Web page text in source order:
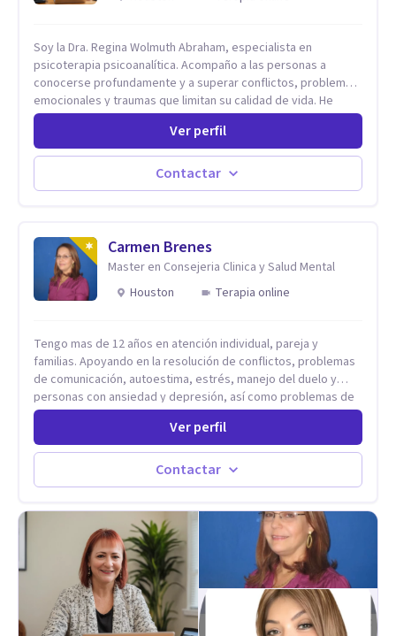
Soy la Dra. Regina Wolmuth Abraham, especialista en
psicoterapia psicoanalítica. Acompaño a las personas a
conocerse profundamente y a superar conflictos, problemas
emocionales y traumas que limitan su calidad de vida. He
trabajado en reconocidas instituciones como el Hospital
Psiquiátrico San Rafael, Instituto Psiquiátrico MENDAO, San
Bernardino, Hospital Psiquiátrico Infantil y el Centro de
Integración Juvenil. Además, tuve el privilegio de colaborar
en comunidades como Olivar del Conde y Xochimilco, lo que
Ver perfil
Contactar
Carmen Brenes
Master en Consejeria Clinica y Salud Mental
Houston
Terapia online
Tengo mas de 12 años en atención individual, pareja y
familias. Apoyando en la resolución de conflictos, problemas
de comunicación, autoestima, estrés, manejo del duelo y
personas con ansiedad y depresión, así como problemas de
conducta y comportamiento. Desarrollo de personas
Estableciendo metas a corto y largo plazo, es vital para la
vida de cada uno tener su propia vision.
Ver perfil
Contactar